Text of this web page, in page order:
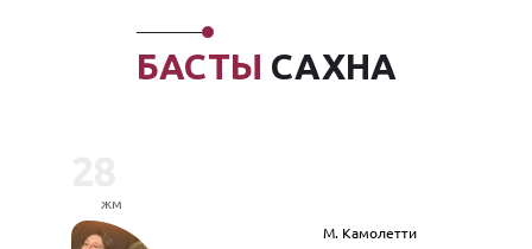
БАСТЫ САХНА
жм
М. Камолетти